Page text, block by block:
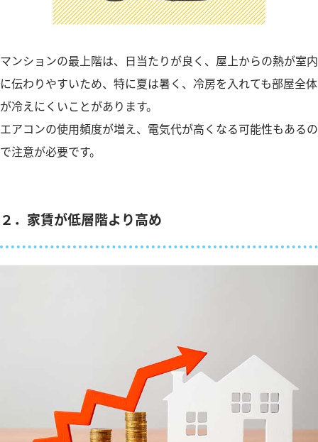
マンションの最上階は、日当たりが良く、屋上からの熱が室内
に伝わりやすいため、特に夏は暑く、冷房を入れても部屋全体
が冷えにくいことがあります。
エアコンの使用頻度が増え、電気代が高くなる可能性もあるの
で注意が必要です。
２．家賃が低層階より高め